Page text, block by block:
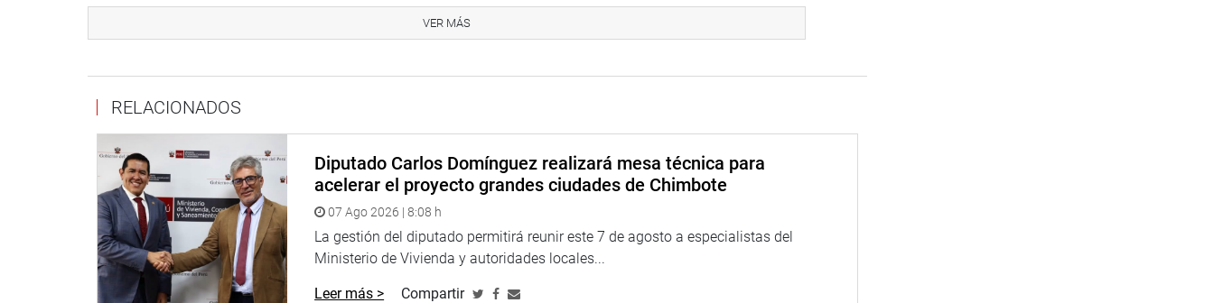
VER MÁS
RELACIONADOS
Diputado Carlos Domínguez realizará mesa técnica para
acelerar el proyecto grandes ciudades de Chimbote
07 Ago 2026 | 8:08 h
La gestión del diputado permitirá reunir este 7 de agosto a especialistas del
Ministerio de Vivienda y autoridades locales...
Leer más > Compartir